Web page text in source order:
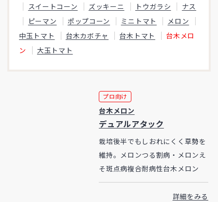
スイートコーン
ズッキーニ トウガラシ
ナス
ピーマン
ポップコーン ミニトマト
メロン
中玉トマト
台木カボチャ 台木トマト
台木メロ
ン
大玉トマト
プロ向け
台木メロン
デュアルアタック
栽培後半でもしおれにくく草勢を
維持。メロンつる割病・メロンえ
そ斑点病複合耐病性台木メロン
詳細をみる